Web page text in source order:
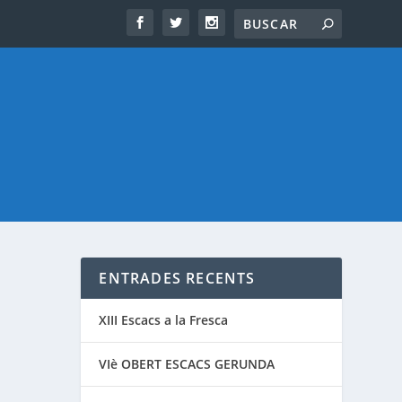
ENTRADES RECENTS
XIII Escacs a la Fresca
VIè OBERT ESCACS GERUNDA